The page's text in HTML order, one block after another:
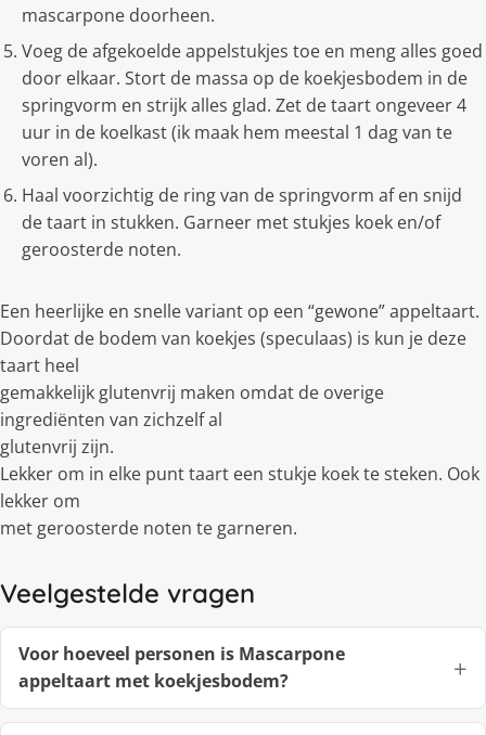
mascarpone doorheen.
Voeg de afgekoelde appelstukjes toe en meng alles goed
door elkaar. Stort de massa op de koekjesbodem in de
springvorm en strijk alles glad. Zet de taart ongeveer 4
uur in de koelkast (ik maak hem meestal 1 dag van te
voren al).
Haal voorzichtig de ring van de springvorm af en snijd
de taart in stukken. Garneer met stukjes koek en/of
geroosterde noten.
Een heerlijke en snelle variant op een “gewone” appeltaart.
Doordat de bodem van koekjes (speculaas) is kun je deze
taart heel
gemakkelijk glutenvrij maken omdat de overige
ingrediënten van zichzelf al
glutenvrij zijn.
Lekker om in elke punt taart een stukje koek te steken. Ook
lekker om
met geroosterde noten te garneren.
Veelgestelde vragen
Voor hoeveel personen is Mascarpone
appeltaart met koekjesbodem?